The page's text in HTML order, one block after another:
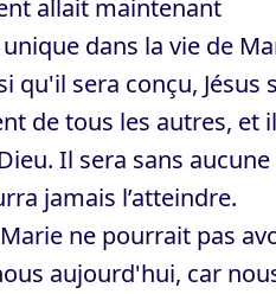
allait maintenant
dans la vie de
qu'il sera conçu, Jésus
de tous les autres, et il
Il sera sans aucune
jamais l’atteindre.
Marie ne pourrait pas
aujourd'hui, car